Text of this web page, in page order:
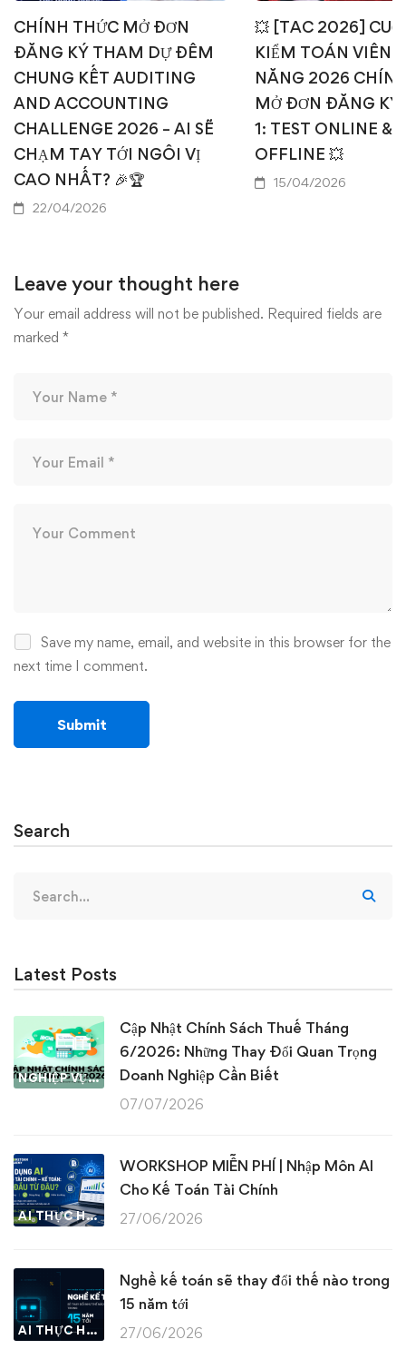
CHÍNH THỨC MỞ ĐƠN
ĐĂNG KÝ THAM DỰ ĐÊM
CHUNG KẾT AUDITING
AND ACCOUNTING
CHALLENGE 2026 – AI SẼ
CHẠM TAY TỚI NGÔI VỊ
CAO NHẤT? 🎉🏆
22/04/2026
💥 [TAC 2026]
KIỂM TOÁN VIÊN
NĂNG 2026
MỞ ĐƠN ĐĂNG KÝ
1: TEST ONLINE &
OFFLINE 💥
15/04/2026
Leave your thought here
Your email address will not be published. Required fields are
marked *
Save my name, email, and website in this browser for the
next time I comment.
Search
for:
Latest Posts
NGHIỆP VỤ KẾ TOÁN & THUẾ
Cập Nhật Chính Sách Thuế Tháng
6/2026: Những Thay Đổi Quan Trọng
Doanh Nghiệp Cần Biết
07/07/2026
AI THỰC HÀNH
WORKSHOP MIỄN PHÍ | Nhập Môn AI
Cho Kế Toán Tài Chính
27/06/2026
AI THỰC HÀNH
Nghề kế toán sẽ thay đổi thế nào trong
15 năm tới
27/06/2026